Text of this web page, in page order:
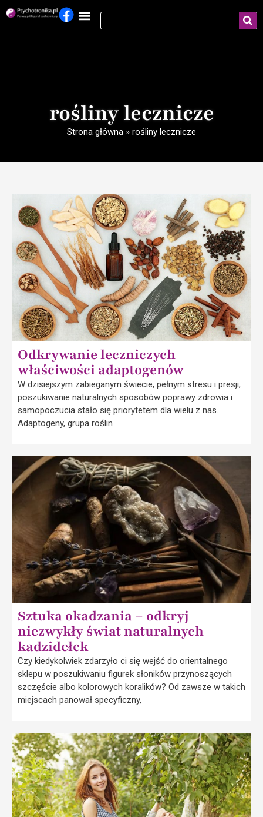
rośliny lecznicze
Strona główna » rośliny lecznicze
Odkrywanie leczniczych
właściwości adaptogenów
W dzisiejszym zabieganym świecie, pełnym stresu i presji,
poszukiwanie naturalnych sposobów poprawy zdrowia i
samopoczucia stało się priorytetem dla wielu z nas.
Adaptogeny, grupa roślin
Sztuka okadzania – odkryj
niezwykły świat naturalnych
kadzidełek
Czy kiedykolwiek zdarzyło ci się wejść do orientalnego
sklepu w poszukiwaniu figurek słoników przynoszących
szczęście albo kolorowych koralików? Od zawsze w takich
miejscach panował specyficzny,